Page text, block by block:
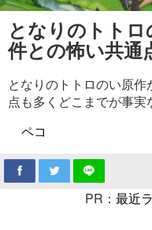
となりのトト
件との怖い共通
となりのトトロのい原
点も多くどこまでが事実
ペコ
PR： 最近